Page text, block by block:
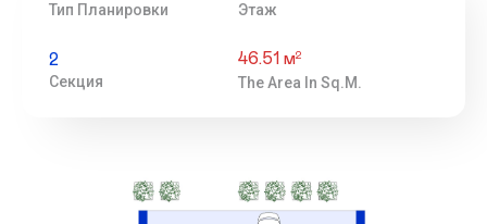
Тип Планировки
Этаж
2
Секция
46.51 м2
The Area In Sq.m.